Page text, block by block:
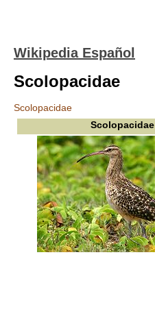
Wikipedia Español
Scolopacidae
Scolopacidae
Scolopacidae